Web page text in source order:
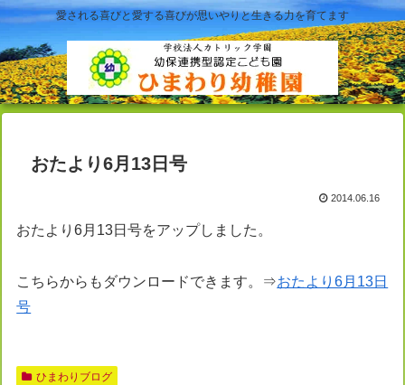
愛される喜びと愛する喜びが思いやりと生きる力を育てます
おたより6月13日号
2014.06.16
おたより6月13日号をアップしました。
こちらからもダウンロードできます。⇒おたより6月13日
号
ひまわりブログ